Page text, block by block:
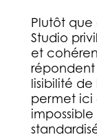
Plutôt que
Studio
et
répondent
lisibilité de
permet ici